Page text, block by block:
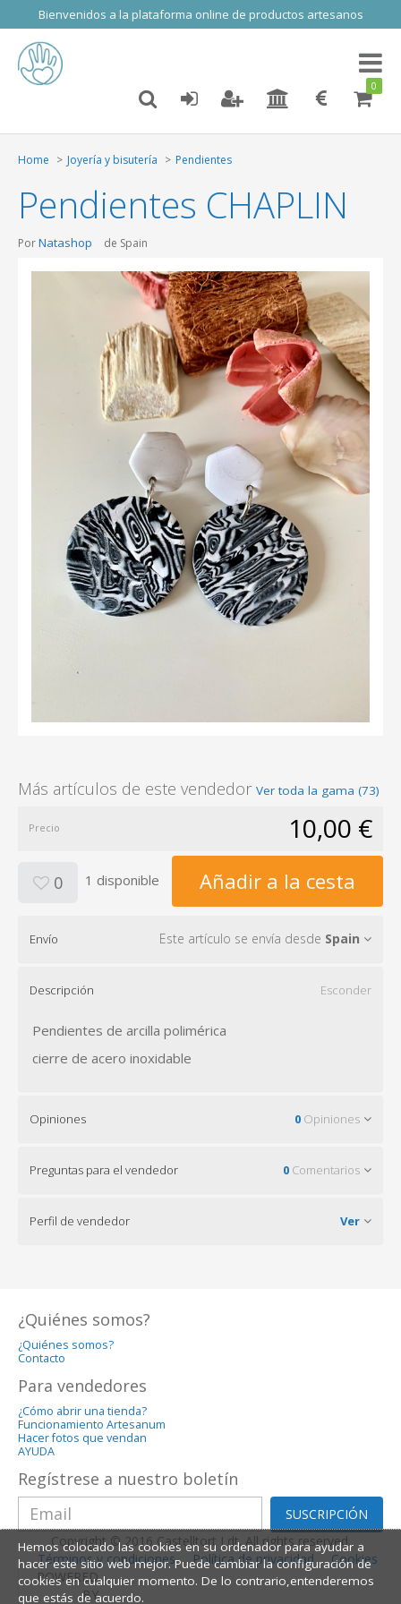
Bienvenidos a la plataforma online de productos artesanos
Toggle
0
Home Joyería y bisutería Pendientes
Pendientes CHAPLIN
PorNatashop de Spain
Más artículos de este vendedor Ver toda la gama (73)
Precio 10,00 €
0 1 disponible Añadir a la cesta
Envío Este artículo se envía desde Spain
Descripción Esconder
Pendientes de arcilla polimérica
cierre de acero inoxidable
Opiniones 0 Opiniones
Preguntas para el vendedor 0 Comentarios
Perfil de vendedor Ver
¿Quiénes somos?
¿Quiénes somos?
Contacto
Para vendedores
¿Cómo abrir una tienda?
Funcionamiento Artesanum
Hacer fotos que vendan
AYUDA
Regístrese a nuestro boletín
SUSCRIPCIÓN
Copyright © 2016 Castelltort Ldt. All rights reserved.
Términos y condiciones
Política de privacidad
Cookies
POWERED
BY
Hemos colocado las cookies en su ordenador para ayudar a
hacer este sitio web mejor. Puede cambiar la configuración de
cookies en cualquier momento. De lo contrario,entenderemos
que estás de acuerdo.